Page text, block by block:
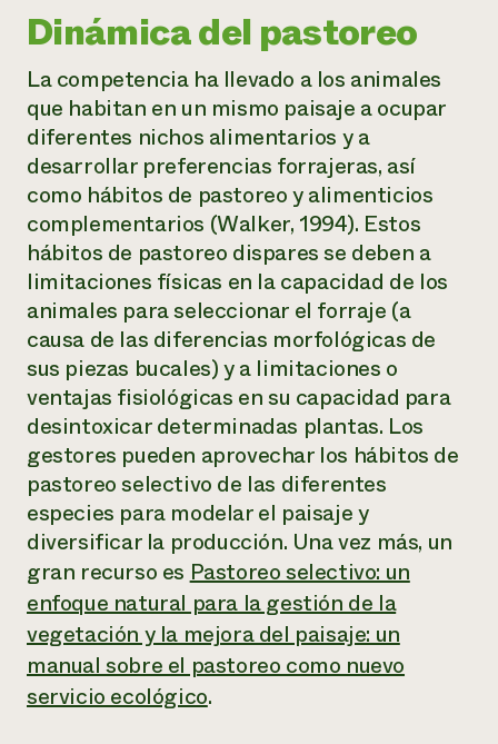
Dinámica del pastoreo
La competencia ha llevado a los animales
que habitan en un mismo paisaje a ocupar
diferentes nichos alimentarios y a
desarrollar preferencias forrajeras, así
como hábitos de pastoreo y alimenticios
complementarios (Walker, 1994). Estos
hábitos de pastoreo dispares se deben a
limitaciones físicas en la capacidad de los
animales para seleccionar el forraje (a
causa de las diferencias morfológicas de
sus piezas bucales) y a limitaciones o
ventajas fisiológicas en su capacidad para
desintoxicar determinadas plantas. Los
gestores pueden aprovechar los hábitos de
pastoreo selectivo de las diferentes
especies para modelar el paisaje y
diversificar la producción. Una vez más, un
gran recurso es Pastoreo selectivo: un
enfoque natural para la gestión de la
vegetación y la mejora del paisaje: un
manual sobre el pastoreo como nuevo
servicio ecológico.